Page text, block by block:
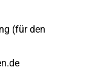
(für den